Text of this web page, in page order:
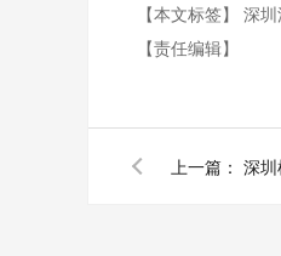
【本文标签】 深
【责任编辑】
上一篇：